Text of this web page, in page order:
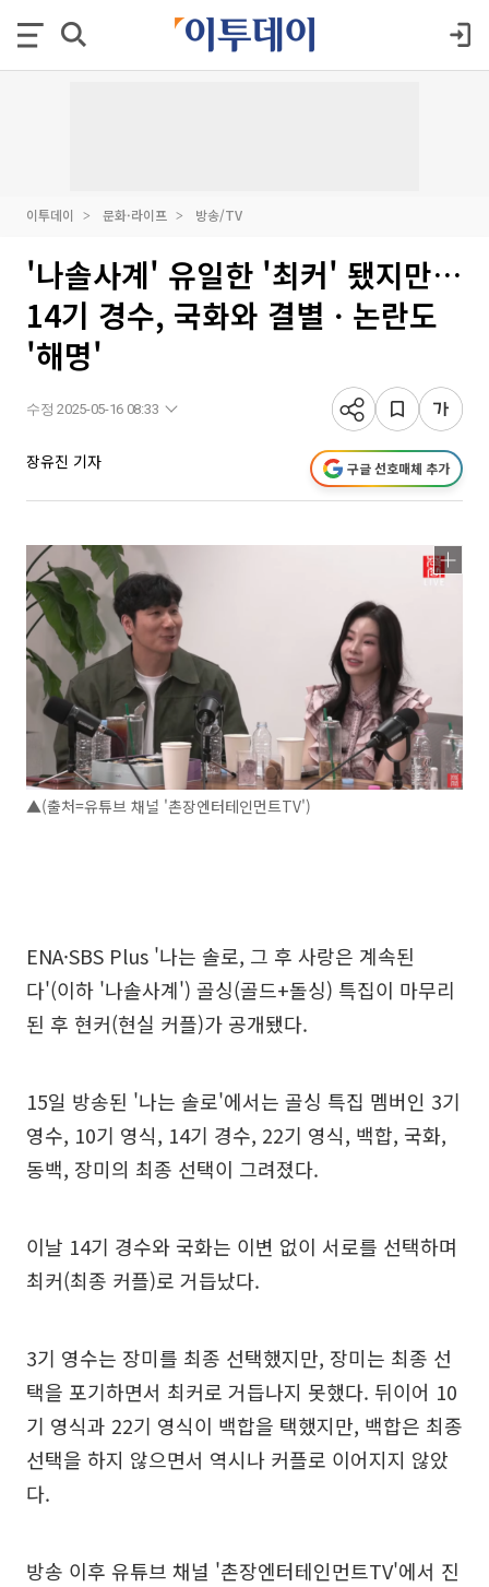
이투데이 문화·라이프 방송/TV
'나솔사계' 유일한 '최커' 됐지만…
14기 경수, 국화와 결별ㆍ논란도
'해명'
수정 2025-05-16 08:33
장유진 기자 구글 선호매체 추가
▲(출처=유튜브 채널 '촌장엔터테인먼트TV')
ENA·SBS Plus '나는 솔로, 그 후 사랑은 계속된
다'(이하 '나솔사계') 골싱(골드+돌싱) 특집이 마무리
된 후 현커(현실 커플)가 공개됐다.
15일 방송된 '나는 솔로'에서는 골싱 특집 멤버인 3기
영수, 10기 영식, 14기 경수, 22기 영식, 백합, 국화,
동백, 장미의 최종 선택이 그려졌다.
이날 14기 경수와 국화는 이변 없이 서로를 선택하며
최커(최종 커플)로 거듭났다.
3기 영수는 장미를 최종 선택했지만, 장미는 최종 선
택을 포기하면서 최커로 거듭나지 못했다. 뒤이어 10
기 영식과 22기 영식이 백합을 택했지만, 백합은 최종
선택을 하지 않으면서 역시나 커플로 이어지지 않았
다.
방송 이후 유튜브 채널 '촌장엔터테인먼트TV'에서 진